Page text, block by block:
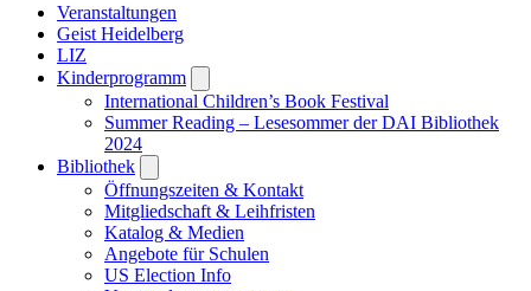
Veranstaltungen
Geist Heidelberg
LIZ
Kinderprogramm
submenu
International Children’s Book Festival
Summer Reading – Lesesommer der DAI Bibliothek
2024
Bibliothek
submenu
Öffnungszeiten & Kontakt
Mitgliedschaft & Leihfristen
Katalog & Medien
Angebote für Schulen
US Election Info